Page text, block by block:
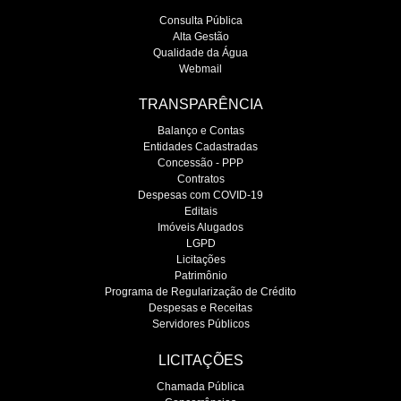
Consulta Pública
Alta Gestão
Qualidade da Água
Webmail
TRANSPARÊNCIA
Balanço e Contas
Entidades Cadastradas
Concessão - PPP
Contratos
Despesas com COVID-19
Editais
Imóveis Alugados
LGPD
Licitações
Patrimônio
Programa de Regularização de Crédito
Despesas e Receitas
Servidores Públicos
LICITAÇÕES
Chamada Pública